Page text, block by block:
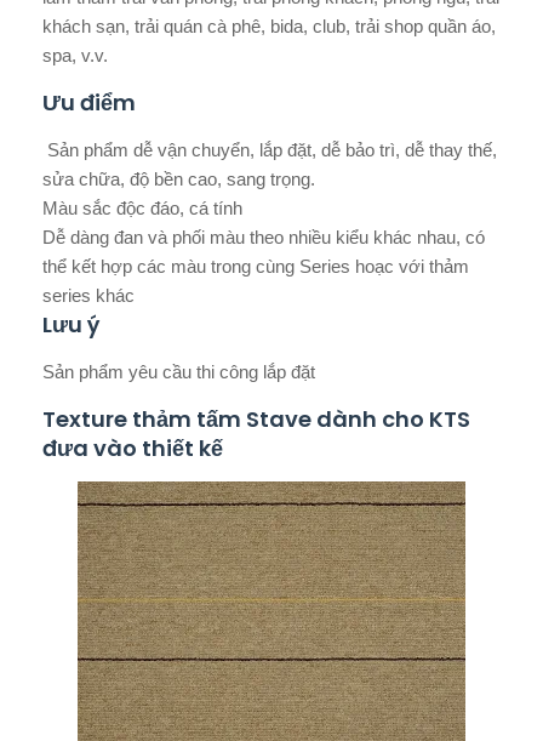
khách sạn, trải quán cà phê, bida, club, trải shop quần áo,
spa, v.v.
Ưu điểm
Sản phẩm dễ vận chuyển, lắp đặt, dễ bảo trì, dễ thay thế,
sửa chữa, độ bền cao, sang trọng.
Màu sắc độc đáo, cá tính
Dễ dàng đan và phối màu theo nhiều kiểu khác nhau, có
thể kết hợp các màu trong cùng Series hoạc với thảm
series khác
Lưu ý
Sản phẩm yêu cầu thi công lắp đặt
Texture thảm tấm Stave dành cho KTS
đưa vào thiết kế